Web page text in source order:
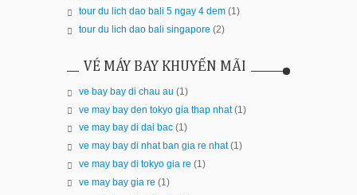
tour du lich dao bali 5 ngay 4 dem (1)
tour du lich dao bali singapore (2)
VÉ MÁY BAY KHUYẾN MÃI
ve bay bay di chau au (1)
ve may bay den tokyo gia thap nhat (1)
ve may bay di dai bac (1)
ve may bay di nhat ban gia re nhat (1)
ve may bay di tokyo gia re (1)
ve may bay gia re (1)